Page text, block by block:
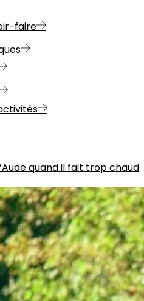
faire
quand il fait trop chaud